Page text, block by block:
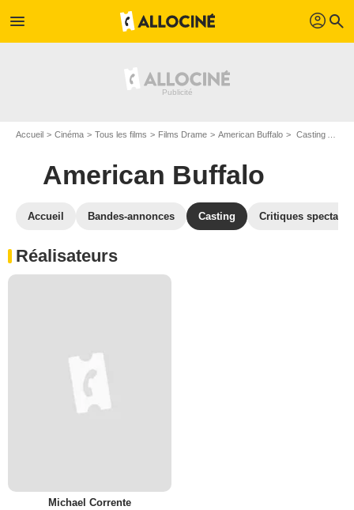
menu profil search
Accueil Cinéma Tous les films Films Drame American Buffalo Casting American Buffalo
American Buffalo
Accueil Bandes-annonces Casting Critiques
Réalisateurs
Michael Corrente